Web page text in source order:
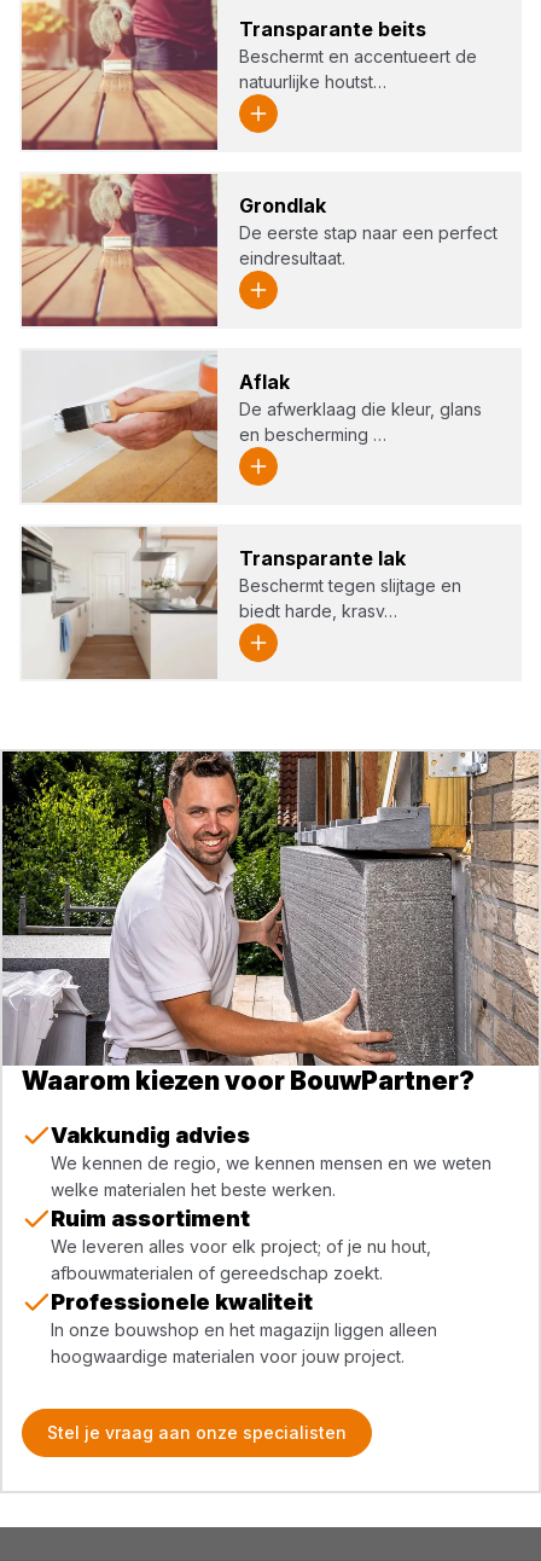
Trans­pa­ran­te beits
Beschermt en accentueert de
natuurlijke houtst…
Grond­lak
De eerste stap naar een perfect
eindresultaat.
Aflak
De afwerklaag die kleur, glans
en bescherming …
Trans­pa­ran­te lak
Beschermt tegen slijtage en
biedt harde, krasv…
Waarom kiezen voor BouwPartner?
Vakkundig advies
We kennen de regio, we kennen mensen en we weten
welke materialen het beste werken.
Ruim assortiment
We leveren alles voor elk project; of je nu hout,
afbouwmaterialen of gereedschap zoekt.
Professionele kwaliteit
In onze bouwshop en het magazijn liggen alleen
hoogwaardige materialen voor jouw project.
Stel je vraag aan onze specialisten